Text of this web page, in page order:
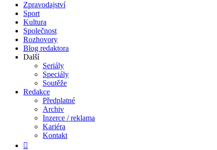
Zpravodajství
Sport
Kultura
Společnost
Rozhovory
Blog redaktora
Další
Seriály
Speciály
Soutěže
Redakce
Předplatné
Archiv
Inzerce / reklama
Kariéra
Kontakt